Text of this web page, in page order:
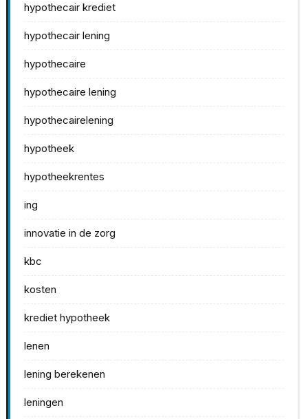
hypothecair krediet
hypothecair lening
hypothecaire
hypothecaire lening
hypothecairelening
hypotheek
hypotheekrentes
ing
innovatie in de zorg
kbc
kosten
krediet hypotheek
lenen
lening berekenen
leningen